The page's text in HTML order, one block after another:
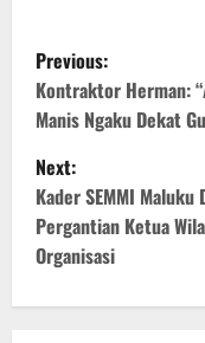
Previous:
Kontraktor Herman:
Manis Ngaku Dekat
Next:
Kader SEMMI Maluku
Pergantian Ketua
Organisasi